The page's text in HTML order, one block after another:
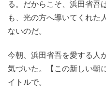
る。だからこそ、浜田省吾
も、光の方へ導いてくれた
ないのだ。
今朝、浜田省吾を愛する人
気づいた。【この新しい朝
イトルで。